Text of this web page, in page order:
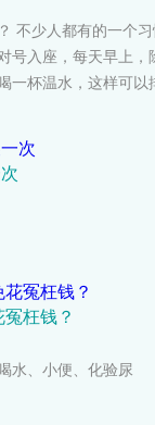
不少人都有的一个
号入座，每天早上，
一杯温水，这样可以
枉钱？
水、小便、化验尿